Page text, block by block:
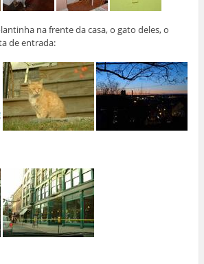
na frente da casa, o gato deles, o
de entrada: